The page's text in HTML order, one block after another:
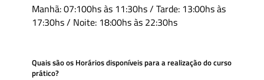
Manhã: 07:100hs às 11:30hs / Tarde: 13:00hs às
17:30hs / Noite: 18:00hs às 22:30hs
Quais são os Horários disponíveis para a realização do curso
prático?